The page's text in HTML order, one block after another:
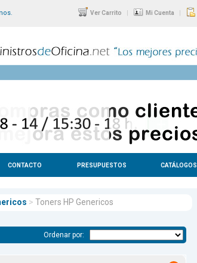
Ver Carrito | Mi Cuenta |
CONTACTO PRESUPUESTOS CATÁLOGOS
> Toners HP Genericos
Ordenar por: